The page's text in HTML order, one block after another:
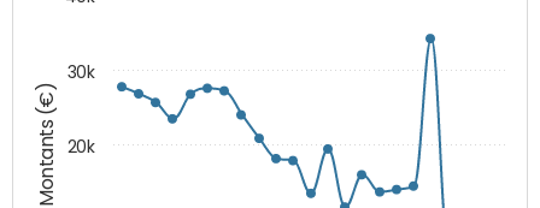
Montants (€) 20k
30k